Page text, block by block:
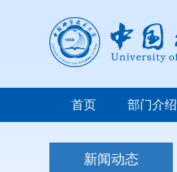
首页 部门介绍
新闻动态